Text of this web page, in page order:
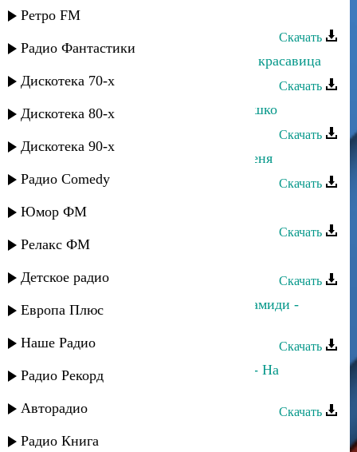
Ретро FM
Радио Фантастики
Дискотека 70-х
Дискотека 80-х
Дискотека 90-х
Радио Comedy
Юмор ФМ
Релакс ФМ
Детское радио
Европа Плюс
Наше Радио
Радио Рекорд
Авторадио
Радио Книга
Мурат Тхагалегов - Не моя
Скачать
Мурат Тхагалегов - Не влюбляйся, красавица
Скачать
Мурат Тхагалегов - Выгляни в окошко
Скачать
Мурат Тхагалегов - Не оставляй меня
Скачать
Мурат Тхагалегов - Кайфую
Скачать
Скачать
Мурат Тхагалегов, Анастасия Аврамиди -
Вянут розы в снегу
Скачать
Мурат Тхагалегов, Султан-Ураган - На
дискотеку!..
Скачать
Мурат Хапсироков - lуэщхьэмахуэ